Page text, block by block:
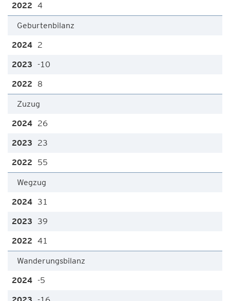
4
Geburtenbilanz
2
-10
8
Zuzug
26
23
55
Wegzug
31
39
41
Wanderungsbilanz
-5